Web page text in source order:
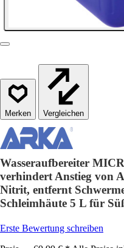
Vergleichen
Wasseraufbereiter
verhindert Anstieg von
Nitrit, entfernt
Schleimhäute 5 L für
Erste Bewertung schreiben